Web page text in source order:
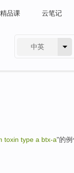
品课 云笔记
中英
toxin type a btx-a"的例